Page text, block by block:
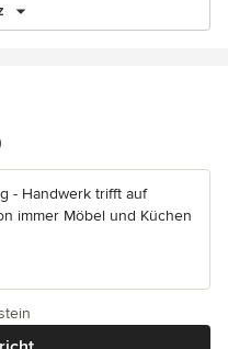
5 Sternen
- Handwerk trifft auf
immer Möbel und Küchen